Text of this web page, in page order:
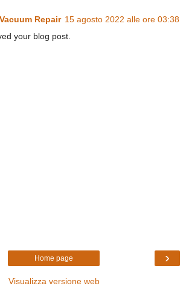
Repair 15 agosto 2022 alle ore 03:38
your blog post.
›
Home page
Visualizza versione web